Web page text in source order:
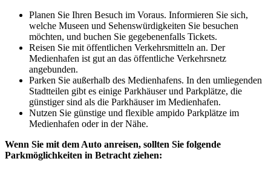
Planen Sie Ihren Besuch im Voraus. Informieren Sie sich,
welche Museen und Sehenswürdigkeiten Sie besuchen
möchten, und buchen Sie gegebenenfalls Tickets.
Reisen Sie mit öffentlichen Verkehrsmitteln an. Der
Medienhafen ist gut an das öffentliche Verkehrsnetz
angebunden.
Parken Sie außerhalb des Medienhafens. In den umliegenden
Stadtteilen gibt es einige Parkhäuser und Parkplätze, die
günstiger sind als die Parkhäuser im Medienhafen.
Nutzen Sie günstige und flexible ampido Parkplätze im
Medienhafen oder in der Nähe.
Wenn Sie mit dem Auto anreisen, sollten Sie folgende
Parkmöglichkeiten in Betracht ziehen: